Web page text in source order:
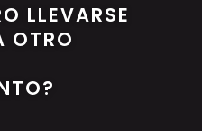
LLEVARSE
OTRO